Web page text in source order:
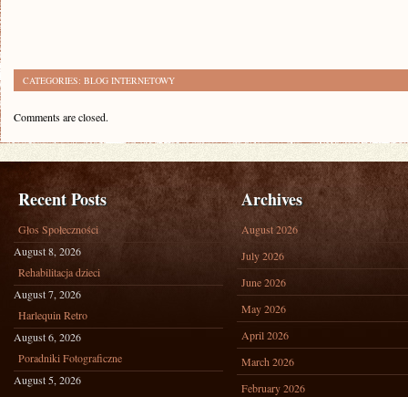
CATEGORIES: BLOG INTERNETOWY
Comments are closed.
Recent Posts
Głos Społeczności
August 8, 2026
Rehabilitacja dzieci
August 7, 2026
Harlequin Retro
August 6, 2026
Poradniki Fotograficzne
August 5, 2026
Archives
August 2026
July 2026
June 2026
May 2026
April 2026
March 2026
February 2026